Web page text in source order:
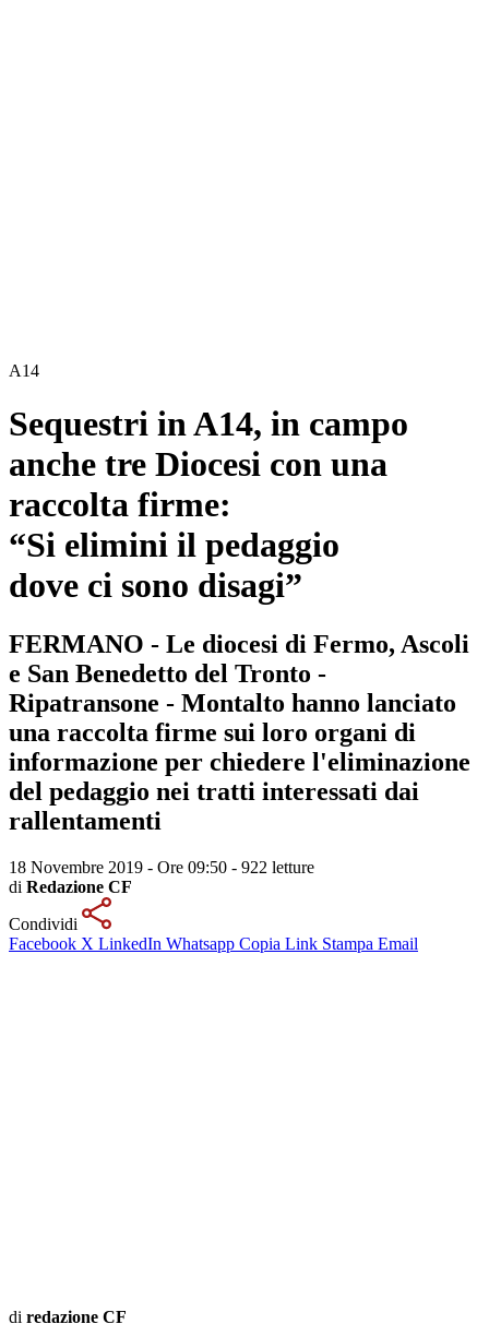
A14
Sequestri in A14, in campo
anche tre Diocesi con una
raccolta firme:
“Si elimini il pedaggio
dove ci sono disagi”
FERMANO - Le diocesi di Fermo, Ascoli
e San Benedetto del Tronto -
Ripatransone - Montalto hanno lanciato
una raccolta firme sui loro organi di
informazione per chiedere l'eliminazione
del pedaggio nei tratti interessati dai
rallentamenti
18 Novembre 2019 - Ore 09:50 - 922 letture
di Redazione CF
Condividi
Facebook X LinkedIn Whatsapp Copia Link Stampa Email
di redazione CF